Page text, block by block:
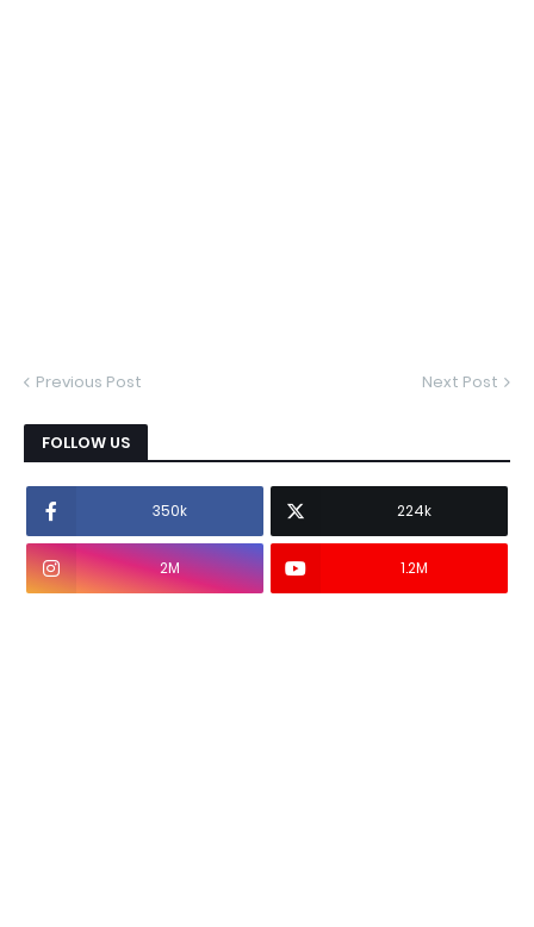
Previous Post Next Post
FOLLOW US
350k 224k
2M 1.2M